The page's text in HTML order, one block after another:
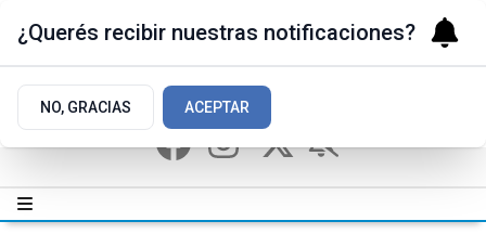
¿Querés recibir nuestras notificaciones?
NO, GRACIAS ACEPTAR